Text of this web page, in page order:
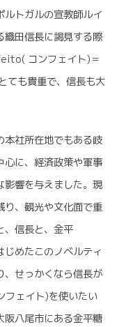
ルトガルの宣教師ルイ
織田信長に謁見する際
コンフェイト)＝
ても貴重で、信長も大
本社所在地でもある岐
心に、経済政策や軍事
影響を与えました。現
り、観光や文化面で重
、信長と、金平
めたこのノベルティ
、せっかくなら信長が
ェイト)を使いたい
阪八尾市にある金平糖